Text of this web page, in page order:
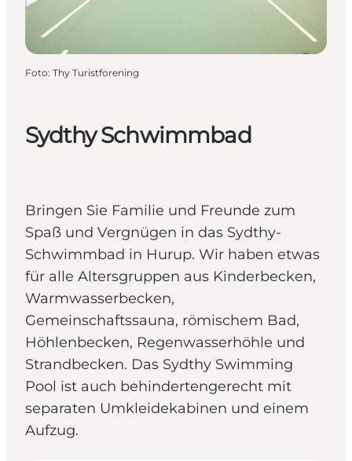
Sydthy Schwimmbad
Bringen Sie Familie und Freunde zum
Spaß und Vergnügen in das Sydthy-
Schwimmbad in Hurup. Wir haben etwas
für alle Altersgruppen aus Kinderbecken,
Warmwasserbecken,
Gemeinschaftssauna, römischem Bad,
Höhlenbecken, Regenwasserhöhle und
Strandbecken. Das Sydthy Swimming
Pool ist auch behindertengerecht mit
separaten Umkleidekabinen und einem
Aufzug.
Foto: Thy Turistforening